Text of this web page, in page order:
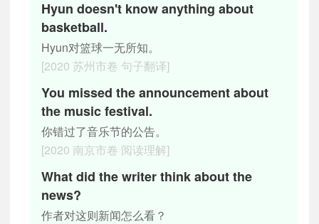
Hyun doesn't know anything about
basketball.
Hyun对篮球一无所知。
[2020 苏州市卷 句子翻译]
You missed the announcement about
the music festival.
你错过了音乐节的公告。
[2020 南京市卷 阅读理解]
What did the writer think about the
news?
作者对这则新闻怎么看？